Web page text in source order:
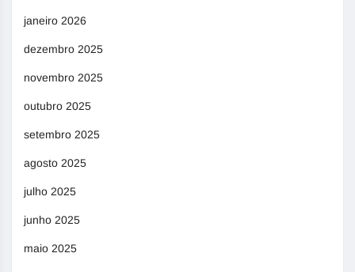
janeiro 2026
dezembro 2025
novembro 2025
outubro 2025
setembro 2025
agosto 2025
julho 2025
junho 2025
maio 2025